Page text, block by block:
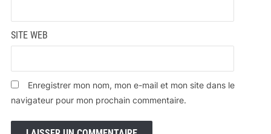
SITE WEB
Enregistrer mon nom, mon e-mail et mon site dans le
navigateur pour mon prochain commentaire.